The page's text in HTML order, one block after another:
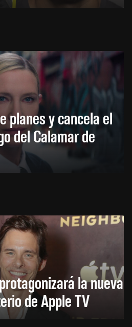
planes y cancela el
del Calamar de
la nueva
de Apple TV